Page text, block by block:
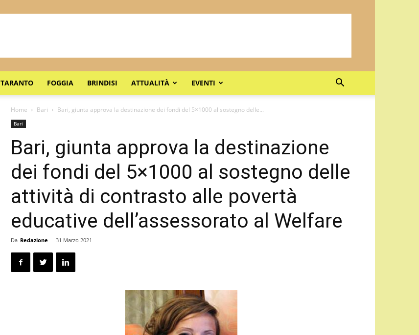
TARANTO FOGGIA BRINDISI ATTUALITÀ EVENTI
Home Bari Bari, giunta approva la destinazione dei fondi del 5×1000 al sostegno delle...
Bari
Bari, giunta approva la destinazione
dei fondi del 5×1000 al sostegno delle
attività di contrasto alle povertà
educative dell’assessorato al Welfare
Da Redazione - 31 Marzo 2021